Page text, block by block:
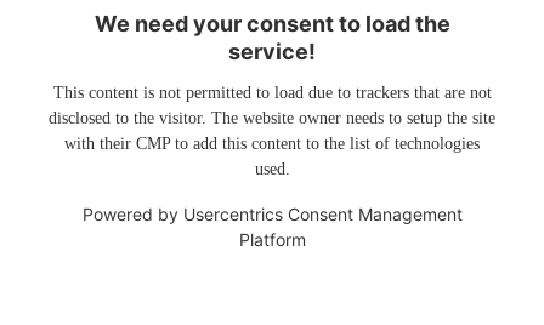
We need your consent to load the
service!
This content is not permitted to load due to trackers that are not
disclosed to the visitor. The website owner needs to setup the site
with their CMP to add this content to the list of technologies
used.
Powered by Usercentrics Consent Management
Platform